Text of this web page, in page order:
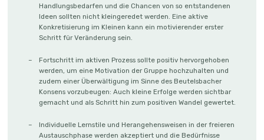
Handlungsbedarfen und die Chancen von so entstandenen
Ideen sollten nicht kleingeredet werden. Eine aktive
Konkretisierung im Kleinen kann ein motivierender erster
Schritt für Veränderung sein.
Fortschritt im aktiven Prozess sollte positiv hervorgehoben
werden, um eine Motivation der Gruppe hochzuhalten und
zudem einer Überwältigung im Sinne des Beutelsbacher
Konsens vorzubeugen: Auch kleine Erfolge werden sichtbar
gemacht und als Schritt hin zum positiven Wandel gewertet.
Individuelle Lernstile und Herangehensweisen in der freieren
Austauschphase werden akzeptiert und die Bedürfnisse